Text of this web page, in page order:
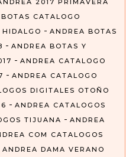
2017 PRIMAVERA
CATALOGO
- ANDREA BOTAS
- ANDREA BOTAS Y
- ANDREA CATALOGO
- ANDREA CATALOGO
DIGITALES OTOÑO
- ANDREA CATALOGOS
TIJUANA - ANDREA
COM CATALOGOS
ANDREA DAMA VERANO